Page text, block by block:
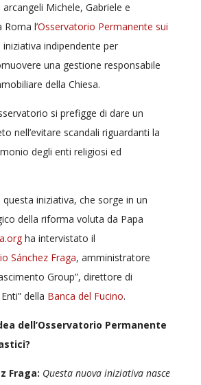
Michele, Gabriele e
l’Osservatorio Permanente sui
iniziativa indipendente per
una gestione responsabile
della Chiesa.
si prefigge di dare un
nell’evitare scandali riguardanti la
degli enti religiosi ed
iniziativa, che sorge in un
della riforma voluta da Papa
ha intervistato il
Sánchez Fraga, amministratore
Group”, direttore di
della Banca del Fucino.
dell’Osservatorio Permanente
Fraga: Questa nuova iniziativa nasce